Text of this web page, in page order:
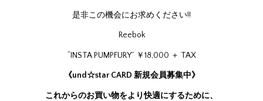
是非この機会にお求めください!!
Reebok
“INSTA PUMPFURY” ￥18,000 ＋ TAX
《und☆star CARD 新規会員募集中》
これからのお買い物をより快適にするために、